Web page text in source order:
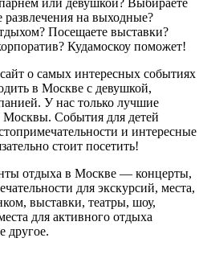
на выходные?
Посещаете выставки?
Кудамоскоу поможет!
о самых интересных событиях
в Москве с девушкой,
У нас только лучшие
События для детей
и интересные
стоит посетить!
отдыха в Москве — концерты,
для экскурсий, места,
выставки, театры, шоу,
для активного отдыха
другое.